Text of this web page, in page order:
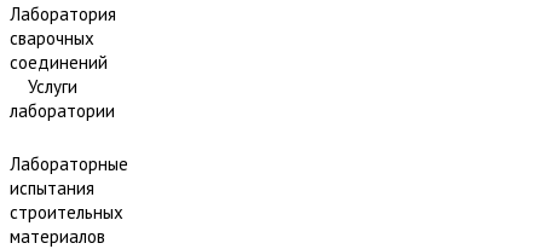
Лаборатория
сварочных
соединений
Услуги
лаборатории
Лабораторные
испытания
строительных
материалов